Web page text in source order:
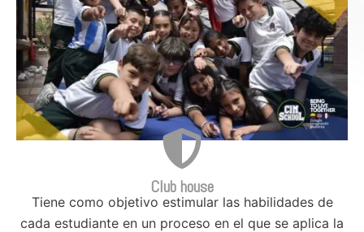
Club house
Tiene como objetivo estimular las habilidades de
cada estudiante en un proceso en el que se aplica la